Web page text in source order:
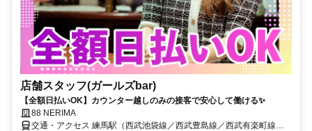
店舗スタッフ(ガールズbar)
【全額日払いOK】カウンター越しのみの接客で安心して働ける✨
88 NERIMA
交通・アクセス 練馬駅（西武池袋線／西武豊島線／西武有楽町線・